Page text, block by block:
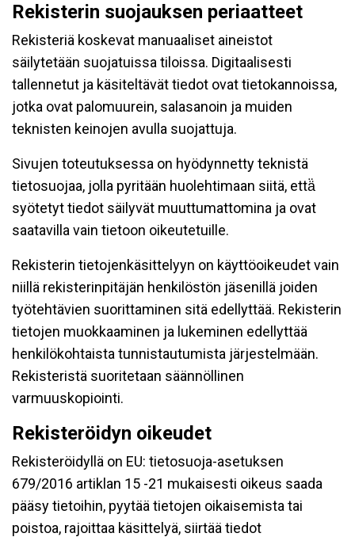
Rekisterin suojauksen periaatteet
Rekisteriä koskevat manuaaliset aineistot
säilytetään suojatuissa tiloissa. Digitaalisesti
tallennetut ja käsiteltävät tiedot ovat tietokannoissa,
jotka ovat palomuurein, salasanoin ja muiden
teknisten keinojen avulla suojattuja.
Sivujen toteutuksessa on hyödynnetty teknistä
tietosuojaa, jolla pyritään huolehtimaan siitä, että̈
syötetyt tiedot säilyvät muuttumattomina ja ovat
saatavilla vain tietoon oikeutetuille.
Rekisterin tietojenkäsittelyyn on käyttöoikeudet vain
niillä rekisterinpitäjän henkilöstön jäsenillä joiden
työtehtävien suorittaminen sitä edellyttää. Rekisterin
tietojen muokkaaminen ja lukeminen edellyttää
henkilökohtaista tunnistautumista järjestelmään.
Rekisteristä suoritetaan säännöllinen
varmuuskopiointi.
Rekisteröidyn oikeudet
Rekisteröidyllä on EU: tietosuoja-asetuksen
679/2016 artiklan 15 -21 mukaisesti oikeus saada
pääsy tietoihin, pyytää tietojen oikaisemista tai
poistoa, rajoittaa käsittelyä, siirtää tiedot